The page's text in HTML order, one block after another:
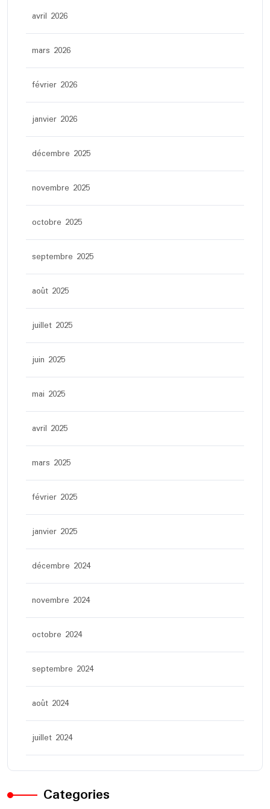
avril 2026
mars 2026
février 2026
janvier 2026
décembre 2025
novembre 2025
octobre 2025
septembre 2025
août 2025
juillet 2025
juin 2025
mai 2025
avril 2025
mars 2025
février 2025
janvier 2025
décembre 2024
novembre 2024
octobre 2024
septembre 2024
août 2024
juillet 2024
Categories